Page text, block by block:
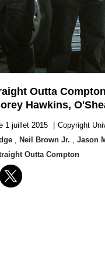
Outta
Hawkins,
1 juillet 2015
Copyright
, Neil Brown Jr. , Jason
Outta Compton